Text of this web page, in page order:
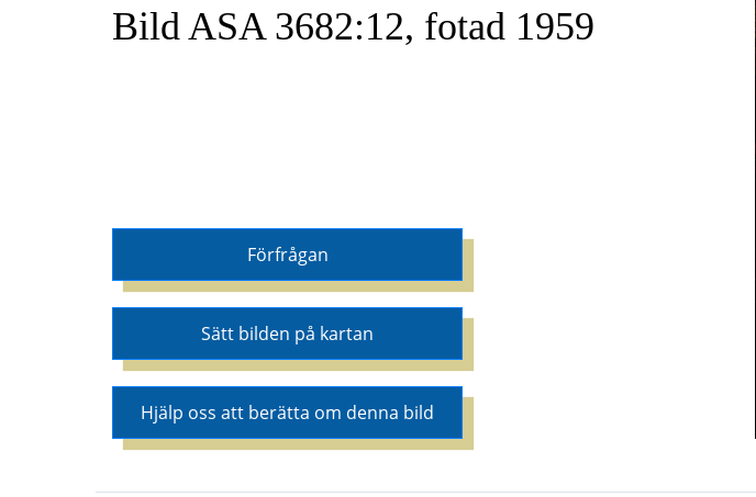
Bild ASA 3682:12, fotad 1959
Förfrågan
Sätt bilden på kartan
Hjälp oss att berätta om denna bild